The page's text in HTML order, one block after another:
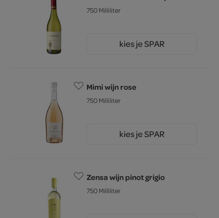
750 Milliliter
kies je SPAR
Mimi wijn rose
750 Milliliter
kies je SPAR
Zensa wijn pinot grigio
750 Milliliter